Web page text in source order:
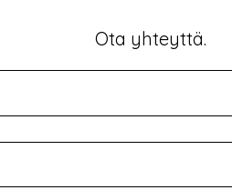
Ota yhteyttä.